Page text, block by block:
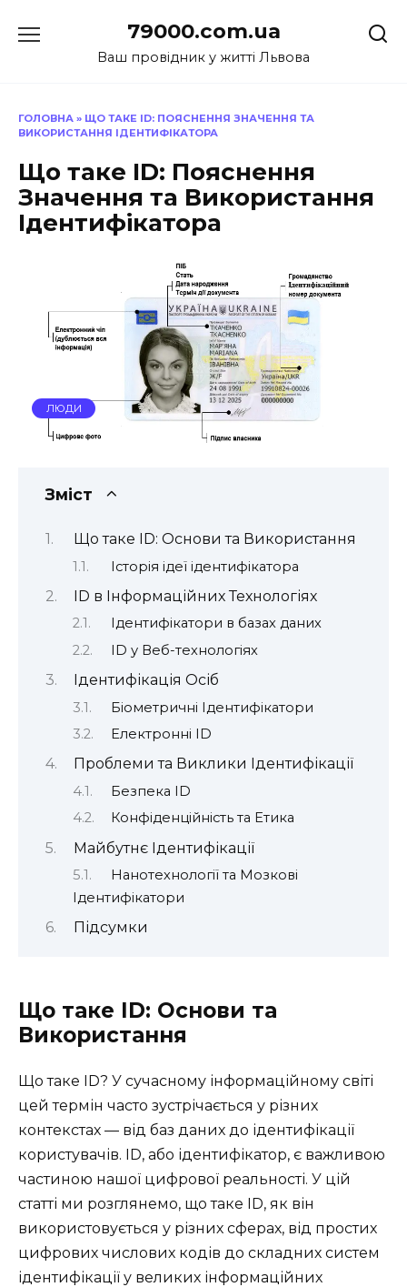
до
79000.com.ua
Ваш провідник у житті Львова
ГОЛОВНА » ЩО ТАКЕ ID: ПОЯСНЕННЯ ЗНАЧЕННЯ ТА
ВИКОРИСТАННЯ ІДЕНТИФІКАТОРА
Що таке ID: Пояснення
Значення та Використання
Ідентифікатора
ЛЮДИ
Зміст
Що таке ID: Основи та Використання
Історія ідеї ідентифікатора
ID в Інформаційних Технологіях
Ідентифікатори в базах даних
ID у Веб-технологіях
Ідентифікація Осіб
Біометричні Ідентифікатори
Електронні ID
Проблеми та Виклики Ідентифікації
Безпека ID
Конфіденційність та Етика
Майбутнє Ідентифікації
Нанотехнології та Мозкові
Ідентифікатори
Підсумки
Що таке ID: Основи та
Використання
Що таке ID? У сучасному інформаційному світі
цей термін часто зустрічається у різних
контекстах — від баз даних до ідентифікації
користувачів. ID, або ідентифікатор, є важливою
частиною нашої цифрової реальності. У цій
статті ми розглянемо, що таке ID, як він
використовується у різних сферах, від простих
цифрових числових кодів до складних систем
ідентифікації у великих інформаційних